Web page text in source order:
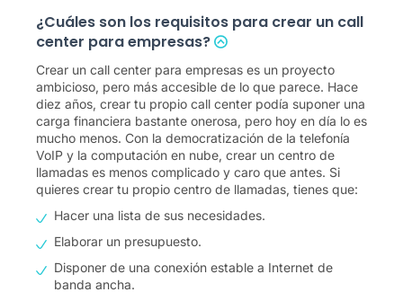
¿Cuáles son los requisitos para crear un call
center para empresas?
Crear un call center para empresas es un proyecto
ambicioso, pero más accesible de lo que parece. Hace
diez años, crear tu propio call center podía suponer una
carga financiera bastante onerosa, pero hoy en día lo es
mucho menos. Con la democratización de la telefonía
VoIP y la computación en nube, crear un centro de
llamadas es menos complicado y caro que antes. Si
quieres crear tu propio centro de llamadas, tienes que:
Hacer una lista de sus necesidades.
Elaborar un presupuesto.
Disponer de una conexión estable a Internet de
banda ancha.